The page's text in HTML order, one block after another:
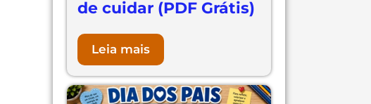
de cuidar (PDF Grátis)
Leia mais